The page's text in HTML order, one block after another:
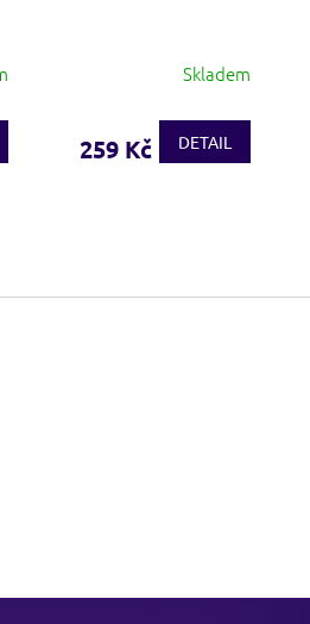
Skladem
259 Kč DETAIL